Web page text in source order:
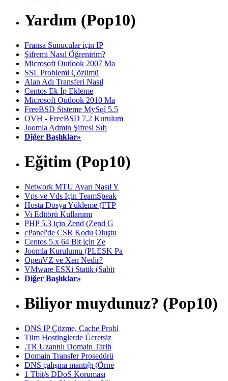
Yardım (Pop10)
Fransa Sunucular için IP
Şifremi Nasıl Öğrenirim?
Microsoft Outlook 2007 Ma
SSL Problemi Çözümü
Alan Adı Transferi Nasıl
Centos Ek İp Ekleme
Microsoft Outlook 2010 Ma
FreeBSD Sisteme MySql 5.5
OVH - FreeBSD 7.2 Kurulum
Joomla Admin Şifresi Sıfı
Diğer Başlıklar»
Eğitim (Pop10)
Network MTU Ayarı Nasıl Y
Vps ve Vds İçin TeamSpeak
Hosta Dosya Yükleme (FTP
Vi Editörü Kullanımı
PHP 5.3 için Zend (Zend G
cPanel'de CSR Kodu Oluştu
Centos 5.x 64 Bit için Ze
Joomla Kurulumu (PLESK Pa
OpenVZ ve Xen Nedir?
VMware ESXi Statik (Sabit
Diğer Başlıklar»
Biliyor muydunuz? (Pop10)
DNS IP Çözme, Cache Probl
Tüm Hostinglerde Ücretsiz
.TR Uzantılı Domain Tarih
Domain Transfer Prosedürü
DNS çalışma mantığı (Örne
1 Tbit/s DDoS Koruması